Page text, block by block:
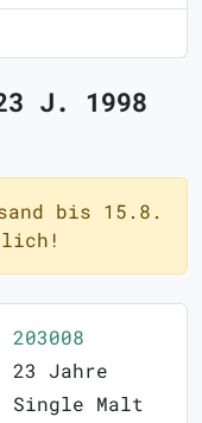
J. 1998
bis 15.8.
203008
23 Jahre
Single Malt